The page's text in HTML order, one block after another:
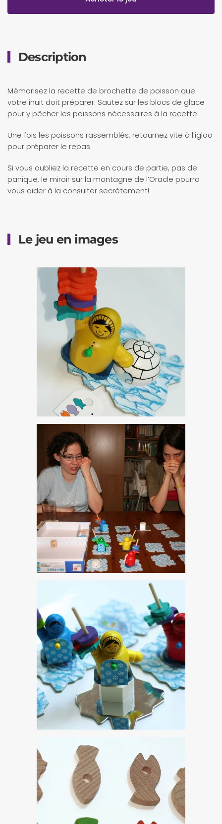
Description
Mémorisez la recette de brochette de poisson que
votre inuit doit préparer. Sautez sur les blocs de glace
pour y pêcher les poissons nécessaires à la recette.
Une fois les poissons rassemblés, retournez vite à l’igloo
pour préparer le repas.
Si vous oubliez la recette en cours de partie, pas de
panique, le miroir sur la montagne de l’Oracle pourra
vous aider à la consulter secrètement!
Le jeu en images